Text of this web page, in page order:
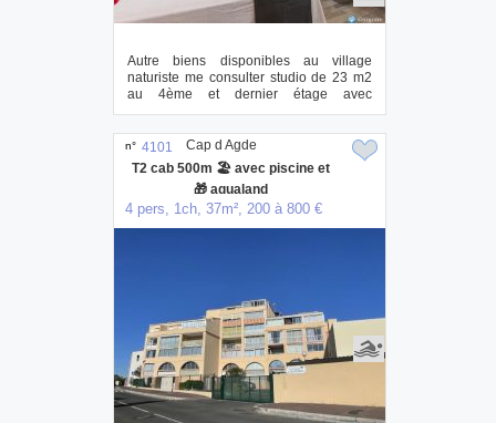
Autre biens disponibles au village
naturiste me consulter studio de 23 m2
au 4ème et dernier étage avec
ascenseur, vu...
n° 4101
T2 cab 500m 🏖️ avec piscine et
🎁 aqualand
4 pers, 1ch, 37m², 200 à 800 €
Cap d Agde